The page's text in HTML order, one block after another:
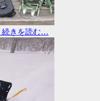
続きを読む…